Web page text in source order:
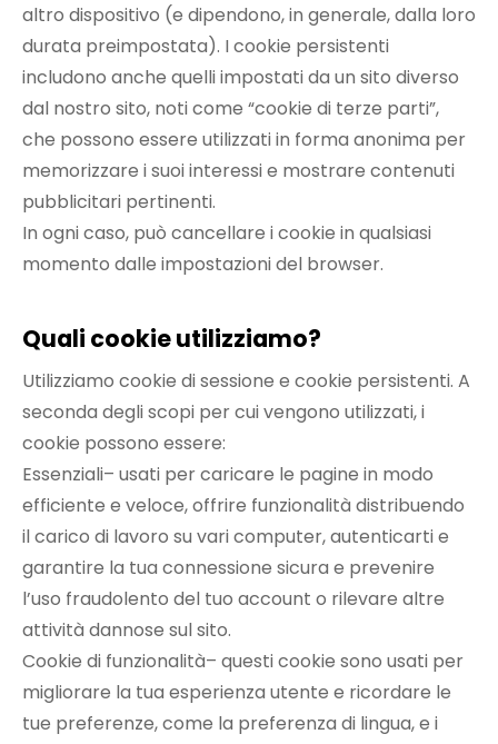
altro dispositivo (e dipendono, in generale, dalla loro
durata preimpostata). I cookie persistenti
includono anche quelli impostati da un sito diverso
dal nostro sito, noti come “cookie di terze parti”,
che possono essere utilizzati in forma anonima per
memorizzare i suoi interessi e mostrare contenuti
pubblicitari pertinenti.
In ogni caso, può cancellare i cookie in qualsiasi
momento dalle impostazioni del browser.
Quali cookie utilizziamo?
Utilizziamo cookie di sessione e cookie persistenti. A
seconda degli scopi per cui vengono utilizzati, i
cookie possono essere:
Essenziali– usati per caricare le pagine in modo
efficiente e veloce, offrire funzionalità distribuendo
il carico di lavoro su vari computer, autenticarti e
garantire la tua connessione sicura e prevenire
l’uso fraudolento del tuo account o rilevare altre
attività dannose sul sito.
Cookie di funzionalità– questi cookie sono usati per
migliorare la tua esperienza utente e ricordare le
tue preferenze, come la preferenza di lingua, e i